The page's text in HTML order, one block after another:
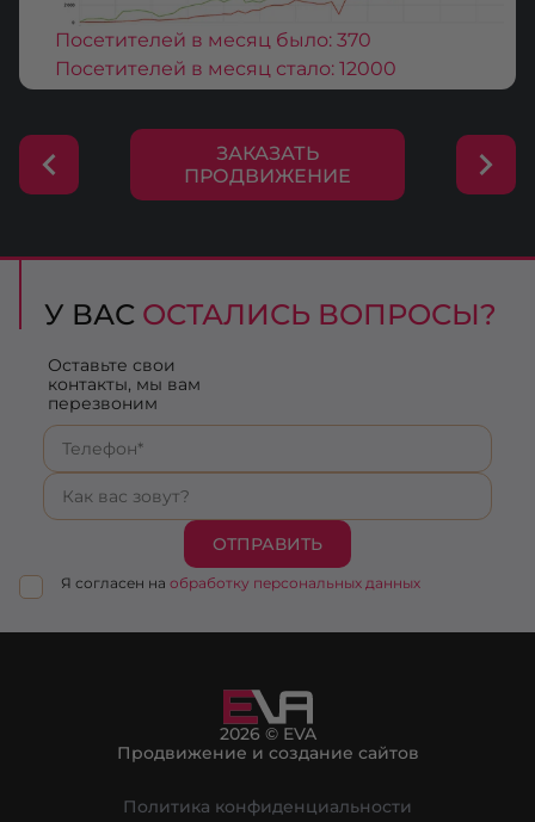
Посетителей в месяц было: 370
Посетителей в месяц стало: 12000
ЗАКАЗАТЬ
ПРОДВИЖЕНИЕ
У ВАС ОСТАЛИСЬ ВОПРОСЫ?
Оставьте свои
контакты, мы вам
перезвоним
ОТПРАВИТЬ
Я согласен на обработку персональных данных
2026 © EVA
Продвижение и создание сайтов
Политика конфиденциальности